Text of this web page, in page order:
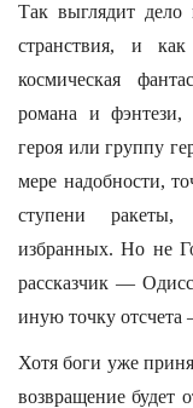
Так выглядит дело
странствия, и
космическая
романа и фэнтези,
героя или группу
мере надобности,
ступени ракеты,
избранных. Но не
рассказчик —
иную точку отсчета
Хотя боги уже
возвращение будет